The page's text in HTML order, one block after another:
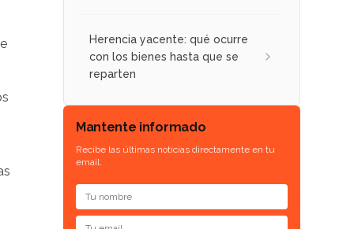
Herencia yacente: qué ocurre
con los bienes hasta que se
reparten
Mantente informado
Recibe las últimas noticias directamente en tu
email.